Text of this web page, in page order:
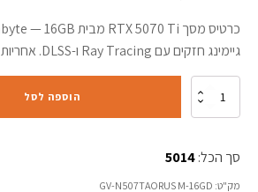
גיימינג חזקים עם Ray Tracing ו-DLSS. אחריות יבואן רשמי.
כמות
GIGABYTE
הוספה לסל
סך הכל:5014
מק"ט: GV-N507TAORUS M-16GD